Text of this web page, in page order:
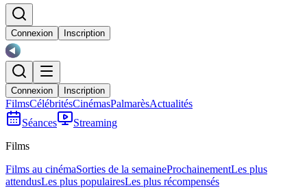
Connexion Inscription
Connexion Inscription
FilmsCélébritésCinémasPalmarèsActualités
Séances
Streaming
Films
Films au cinémaSorties de la semaineProchainementLes plus
attendusLes plus populairesLes plus récompensés